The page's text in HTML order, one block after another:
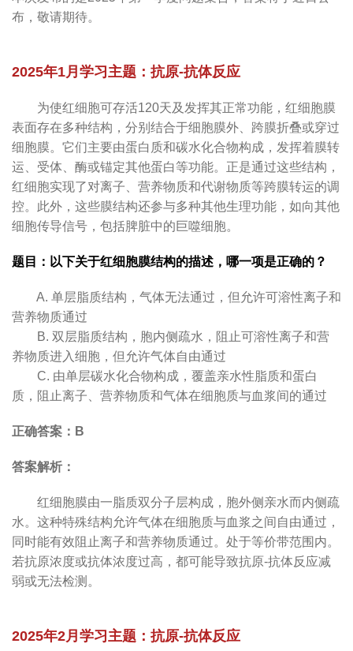
布，敬请期待。
2025年1月学习主题：抗原-抗体反应
为使红细胞可存活120天及发挥其正常功能，红细胞膜
表面存在多种结构，分别结合于细胞膜外、跨膜折叠或穿过
细胞膜。它们主要由蛋白质和碳水化合物构成，发挥着膜转
运、受体、酶或锚定其他蛋白等功能。正是通过这些结构，
红细胞实现了对离子、营养物质和代谢物质等跨膜转运的调
控。此外，这些膜结构还参与多种其他生理功能，如向其他
细胞传导信号，包括脾脏中的巨噬细胞。
题目：以下关于红细胞膜结构的描述，哪一项是正确的？
A. 单层脂质结构，气体无法通过，但允许可溶性离子和
营养物质通过
B. 双层脂质结构，胞内侧疏水，阻止可溶性离子和营
养物质进入细胞，但允许气体自由通过
C. 由单层碳水化合物构成，覆盖亲水性脂质和蛋白
质，阻止离子、营养物质和气体在细胞质与血浆间的通过
正确答案：B
答案解析：
红细胞膜由一脂质双分子层构成，胞外侧亲水而内侧疏
水。这种特殊结构允许气体在细胞质与血浆之间自由通过，
同时能有效阻止离子和营养物质通过。 处于等价带范围内。
若抗原浓度或抗体浓度过高，都可能导致抗原-抗体反应减
弱或无法检测。
2025年2月学习主题：抗原-抗体反应